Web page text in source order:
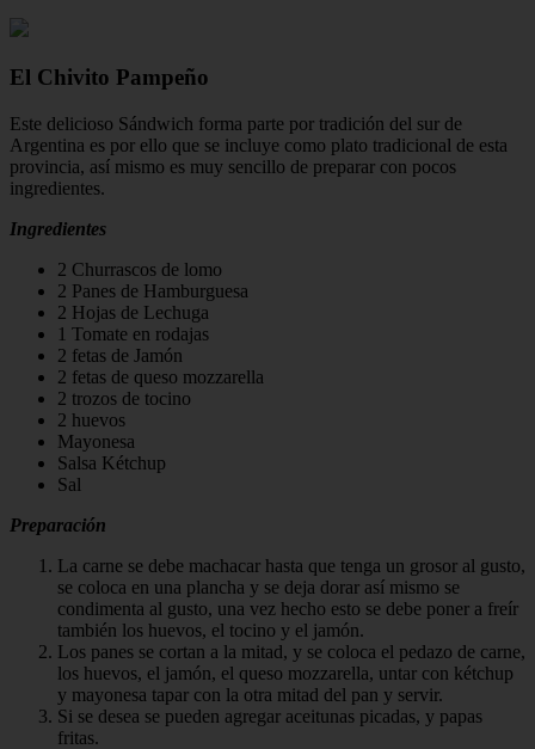
El Chivito Pampeño
Este delicioso Sándwich forma parte por tradición del sur de
Argentina es por ello que se incluye como plato tradicional de esta
provincia, así mismo es muy sencillo de preparar con pocos
ingredientes.
Ingredientes
2 Churrascos de lomo
2 Panes de Hamburguesa
2 Hojas de Lechuga
1 Tomate en rodajas
2 fetas de Jamón
2 fetas de queso mozzarella
2 trozos de tocino
2 huevos
Mayonesa
Salsa Kétchup
Sal
Preparación
La carne se debe machacar hasta que tenga un grosor al gusto,
se coloca en una plancha y se deja dorar así mismo se
condimenta al gusto, una vez hecho esto se debe poner a freír
también los huevos, el tocino y el jamón.
Los panes se cortan a la mitad, y se coloca el pedazo de carne,
los huevos, el jamón, el queso mozzarella, untar con kétchup
y mayonesa tapar con la otra mitad del pan y servir.
Si se desea se pueden agregar aceitunas picadas, y papas
fritas.